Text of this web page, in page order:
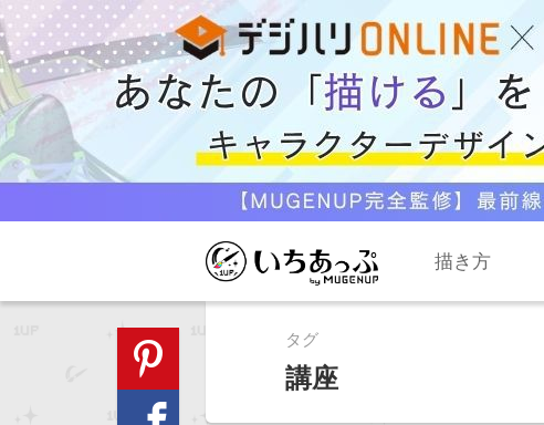
描き方
タグ
講座